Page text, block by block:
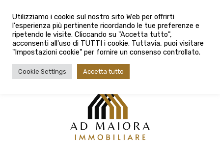
080 3759025
Città
Tipologia contratto
Tipologia contratto
Utilizziamo i cookie sul nostro sito Web per offrirti
l'esperienza più pertinente ricordando le tue preferenze e
ripetendo le visite. Cliccando su "Accetta tutto",
acconsenti all'uso di TUTTI i cookie. Tuttavia, puoi visitare
"Impostazioni cookie" per fornire un consenso controllato.
Cookie Settings Accetta tutto